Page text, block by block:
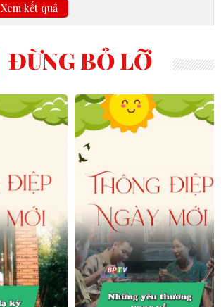
Xem kết quả
ĐỪNG BỎ LỠ